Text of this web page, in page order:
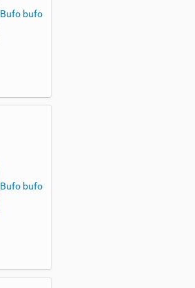
Bufo bufo
Bufo bufo